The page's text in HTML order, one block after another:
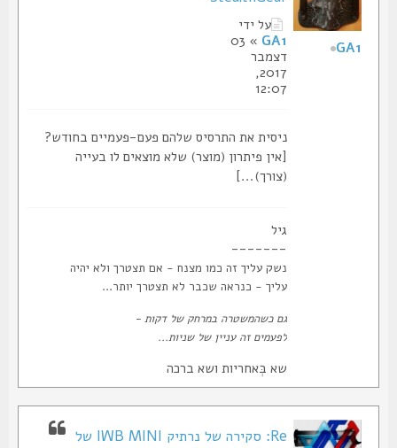
על ידי
» 03
דצמבר
2017,
12:07
ניסית את התרסיס שלהם פעם-פעמיים בחודש?
[אין פיתרון (מוצר) שלא מוצאים לו בעייה
(צורך)...]
-------
נשק עליך זה כמו מצנח - אם תצטרך ולא יהיה
עליך - כנראה שכבר לא תצטרך יותר...
גם כשהמשטרה במרחק של דקות -
לפעמים זה עניין של שניות...
שא בְּאחריות ושא ברכה
Re: סקירה של נרתיק IWB MINI של